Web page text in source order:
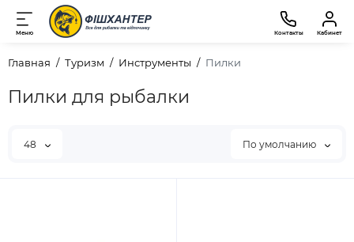
Меню Контакты Кабинет
Главная Туризм Инструменты Пилки
Пилки для рыбалки
48 По умолчанию